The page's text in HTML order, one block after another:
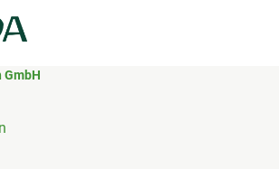
GmbH